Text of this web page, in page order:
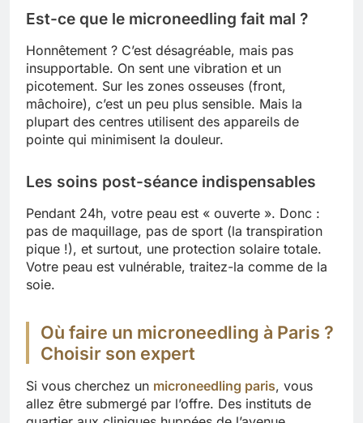
Est-ce que le microneedling fait mal ?
Honnêtement ? C’est désagréable, mais pas
insupportable. On sent une vibration et un
picotement. Sur les zones osseuses (front,
mâchoire), c’est un peu plus sensible. Mais la
plupart des centres utilisent des appareils de
pointe qui minimisent la douleur.
Les soins post-séance indispensables
Pendant 24h, votre peau est « ouverte ». Donc :
pas de maquillage, pas de sport (la transpiration
pique !), et surtout, une protection solaire totale.
Votre peau est vulnérable, traitez-la comme de la
soie.
Où faire un microneedling à Paris ?
Choisir son expert
Si vous cherchez un microneedling paris, vous
allez être submergé par l’offre. Des instituts de